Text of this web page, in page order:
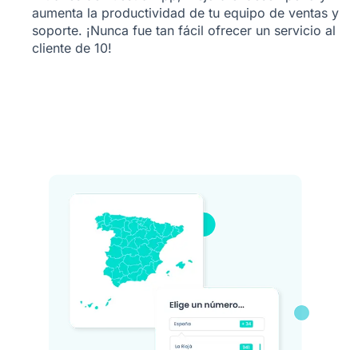
aumenta la productividad de tu equipo de ventas y
soporte. ¡Nunca fue tan fácil ofrecer un servicio al
cliente de 10!